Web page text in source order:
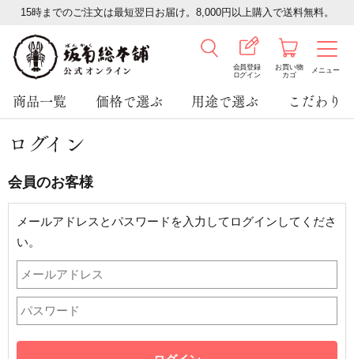
15時までのご注文は最短翌日お届け。8,000円以上購入で送料無料。
会員登録
ログイン
お買い物
カゴ
メニュー
商品一覧 価格で選ぶ 用途で選ぶ こだわり
ログイン
会員のお客様
メールアドレスとパスワードを入力してログインしてくださ
い。